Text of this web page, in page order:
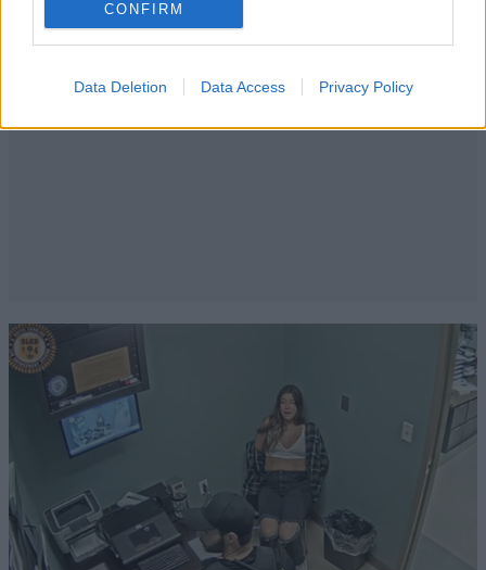
CONFIRM
Data Deletion Data Access Privacy Policy